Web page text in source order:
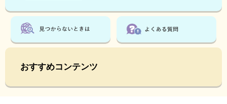
て
い
人
な
おすすめコンテンツ